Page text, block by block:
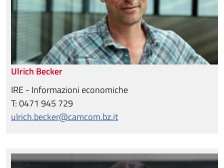
Ulrich Becker
IRE - Informazioni economiche
T: 0471 945 729
ulrich.becker@camcom.bz.it